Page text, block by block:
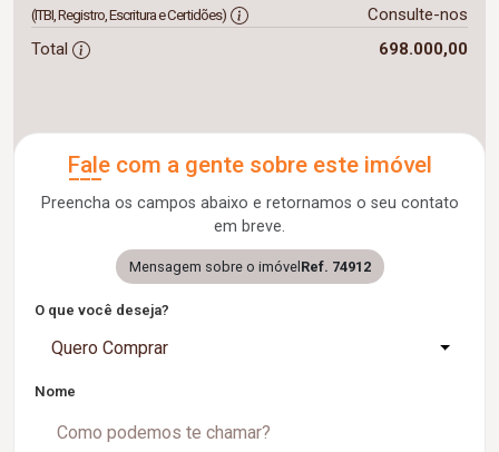
(ITBI, Registro, Escritura e Certidões)
Consulte-nos
Total
698.000,00
Fale com a gente sobre este imóvel
Preencha os campos abaixo e retornamos o seu contato
em breve.
Mensagem sobre o imóvel Ref. 74912
O que você deseja?
Quero Comprar
Nome